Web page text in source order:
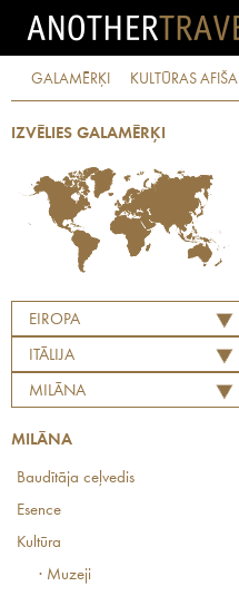
GALAMĒRĶI KULTŪRAS AFIŠA
IZVĒLIES GALAMĒRĶI
EIROPA
ITĀLIJA
MILĀNA
MILĀNA
Baudītāja ceļvedis
Esence
Kultūra
· Muzeji